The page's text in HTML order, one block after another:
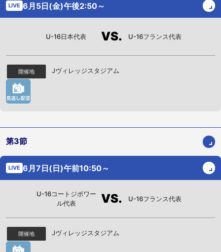
LIVE 6月5日(金)午後2:50～
U-16日本代表 VS. U-16フランス代表
開催地 Jヴィレッジスタジアム
第3節
LIVE 6月7日(日)午前10:50～
U-16コートジボワー
ル代表
VS. U-16フランス代表
開催地 Jヴィレッジスタジアム